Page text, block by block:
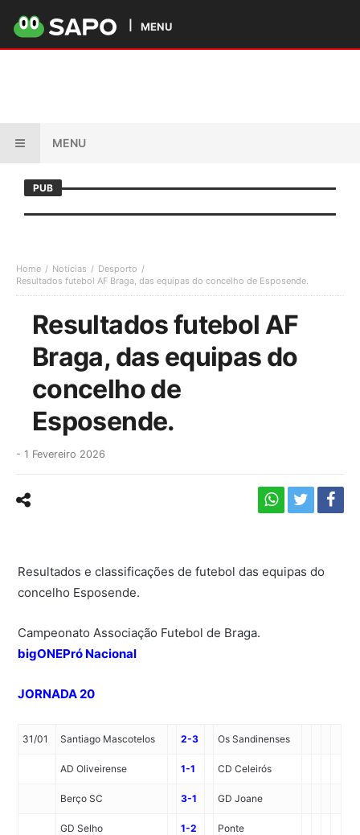
MENU
MENU
PUB
Home Notícias
Desporto
Resultados futebol AF Braga, das equipas do concelho de Esposende.
Resultados futebol AF
Braga, das equipas do
concelho de
Esposende.
- 1 Fevereiro 2026
Resultados e classificações de futebol das equipas do
concelho Esposende.
Campeonato Associação Futebol de Braga.
bigONEPró Nacional
JORNADA 20
31/01 Santiago Mascotelos 2-3 Os Sandinenses
AD Oliveirense 1-1 CD Celeirós
Berço SC 3-1 GD Joane
GD Selho 1-2 Ponte